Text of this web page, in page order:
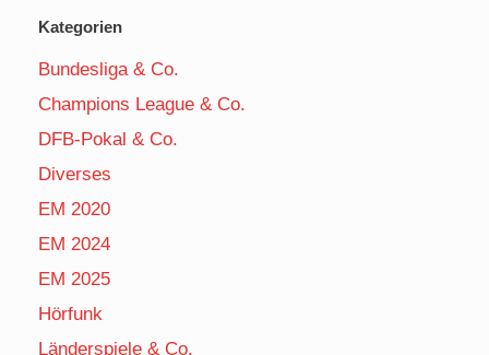
Kategorien
Bundesliga & Co.
Champions League & Co.
DFB-Pokal & Co.
Diverses
EM 2020
EM 2024
EM 2025
Hörfunk
Länderspiele & Co.